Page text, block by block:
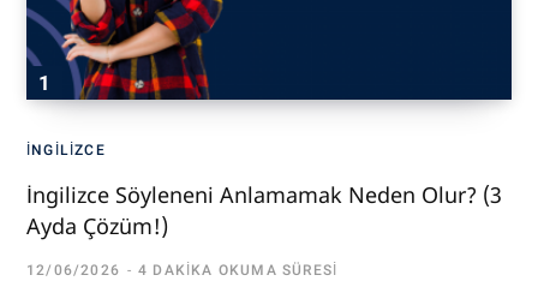
İNGILIZCE
İngilizce Söyleneni Anlamamak Neden Olur? (3
Ayda Çözüm!)
12/06/2026 4 DAKIKA OKUMA SÜRESI